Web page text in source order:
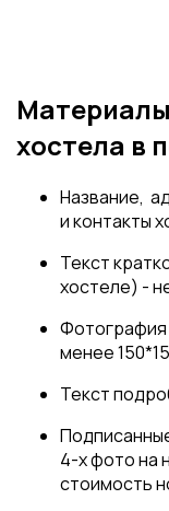
хостела в
Название,
и контакты
Текст
хостеле) -
Фотография
менее
Текст
4-х фото на
стоимость